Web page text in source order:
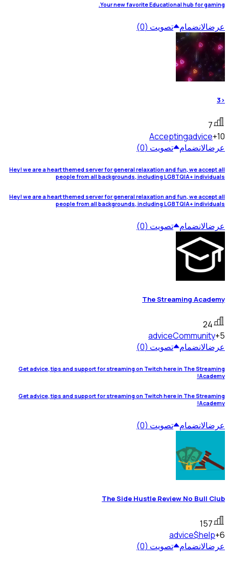
Your new favorite Educational hub for gaming.
عرضالانضمام تصويت (0)
<3
7
Acceptingadvice+10
عرضالانضمام تصويت (0)
Hey! we are a heart themed server for general relaxation and fun, we accept all
people from all backgrounds, including LGBTQIA+ individuals
Hey! we are a heart themed server for general relaxation and fun, we accept all
people from all backgrounds, including LGBTQIA+ individuals
عرضالانضمام تصويت (0)
The Streaming Academy
24
adviceCommunity+5
عرضالانضمام تصويت (0)
Get advice, tips and support for streaming on Twitch here in The Streaming
Academy!
Get advice, tips and support for streaming on Twitch here in The Streaming
Academy!
عرضالانضمام تصويت (0)
The Side Hustle Review No Bull Club
157
advice$help+6
عرضالانضمام تصويت (0)